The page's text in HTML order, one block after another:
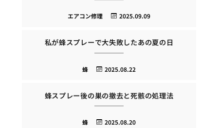
2025.09.09
エアコン修理
私が蜂スプレーで大失敗したあの夏の日
2025.08.22
蜂
蜂スプレー後の巣の撤去と死骸の処理法
2025.08.20
蜂